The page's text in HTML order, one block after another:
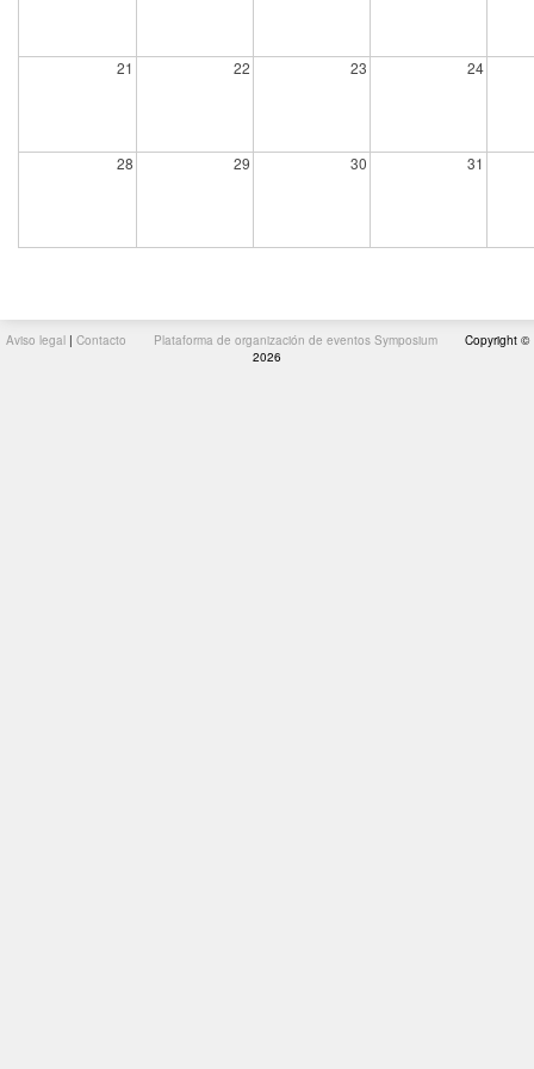
21 22 23 24
28 29 30 31
Aviso legal | Contacto Plataforma de organización de eventos Symposium
Copyright ©
2026